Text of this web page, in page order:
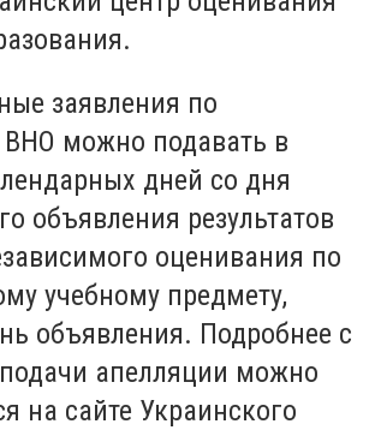
заявления по
ВНО можно подавать в
дней со дня
объявления результатов
оценивания по
учебному предмету,
объявления. Подробнее с
апелляции можно
на сайте Украинского